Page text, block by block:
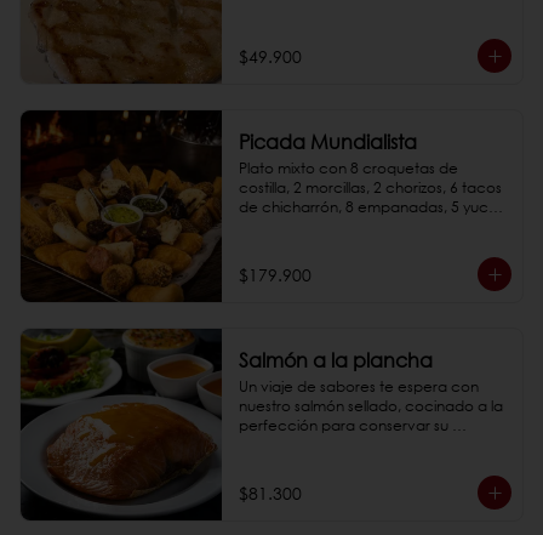
nuestras salsas (BBQ o miel mostaza).
*Fotos de referencia
$49.900
Picada Mundialista
Plato mixto con 8 croquetas de
costilla, 2 morcillas, 2 chorizos, 6 tacos
de chicharrón, 8 empanadas, 5 yucas
guacamole.
$179.900
Salmón a la plancha
Un viaje de sabores te espera con
nuestro salmón sellado, cocinado a la
perfección para conservar su
*Fotos de referencia
$81.300